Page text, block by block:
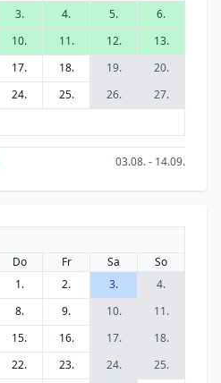
3. 4. 5.
6.
10. 11. 12.
13.
17. 18. 19.
20.
24. 25. 26.
27.
03.08. - 14.09.
Do Fr Sa
So
1.
2. 3.
4.
8. 9. 10.
11.
15. 16. 17.
18.
22. 23. 24.
25.